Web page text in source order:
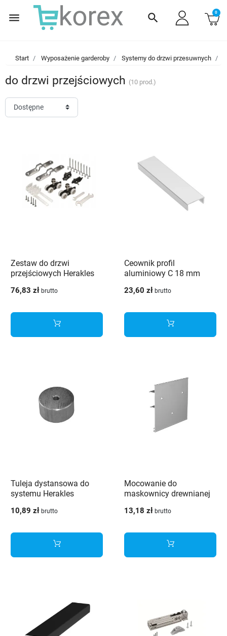
menu search 0
Start Wyposażenie garderoby Systemy do drzwi przesuwnych
do drzwi przejściowych (10 prod.)
Zestaw do drzwi
przejściowych Herakles
76,83 zł brutto
Ceownik profil
aluminiowy C 18 mm
23,60 zł brutto
Tuleja dystansowa do
systemu Herakles
10,89 zł brutto
Mocowanie do
maskownicy drewnianej
13,18 zł brutto